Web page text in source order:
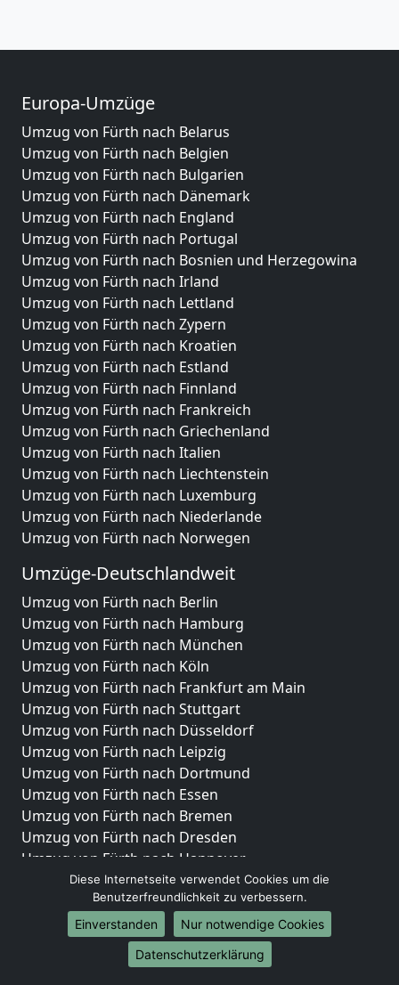
Europa-Umzüge
Umzug von Fürth nach Belarus
Umzug von Fürth nach Belgien
Umzug von Fürth nach Bulgarien
Umzug von Fürth nach Dänemark
Umzug von Fürth nach England
Umzug von Fürth nach Portugal
Umzug von Fürth nach Bosnien und Herzegowina
Umzug von Fürth nach Irland
Umzug von Fürth nach Lettland
Umzug von Fürth nach Zypern
Umzug von Fürth nach Kroatien
Umzug von Fürth nach Estland
Umzug von Fürth nach Finnland
Umzug von Fürth nach Frankreich
Umzug von Fürth nach Griechenland
Umzug von Fürth nach Italien
Umzug von Fürth nach Liechtenstein
Umzug von Fürth nach Luxemburg
Umzug von Fürth nach Niederlande
Umzug von Fürth nach Norwegen
Umzüge-Deutschlandweit
Umzug von Fürth nach Berlin
Umzug von Fürth nach Hamburg
Umzug von Fürth nach München
Umzug von Fürth nach Köln
Umzug von Fürth nach Frankfurt am Main
Umzug von Fürth nach Stuttgart
Umzug von Fürth nach Düsseldorf
Umzug von Fürth nach Leipzig
Umzug von Fürth nach Dortmund
Umzug von Fürth nach Essen
Umzug von Fürth nach Bremen
Umzug von Fürth nach Dresden
Umzug von Fürth nach Hannover
Umzug von Fürth nach Nürnberg
Umzug von Fürth nach Duisburg
Umzug von Fürth nach Bochum
Umzug von Fürth nach Wuppertal
Umzug von Fürth nach Bielefeld
Diese Internetseite verwendet Cookies um die
Benutzerfreundlichkeit zu verbessern.
Einverstanden
Nur notwendige Cookies
Datenschutzerklärung